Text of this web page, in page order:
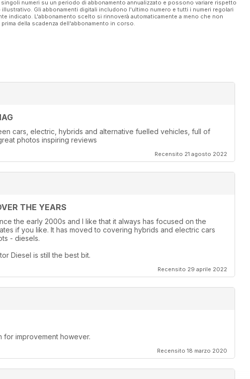
numeri su un periodo di abbonamento annualizzato e possono variare rispetto
Gli abbonamenti digitali includono l'ultimo numero e tutti i numeri regolari
indicato. L'abbonamento scelto si rinnoverà automaticamente a meno che non
della scadenza dell'abbonamento in corso.
cars, electric, hybrids and alternative fuelled vehicles, full of
photos inspiring reviews
Recensito 21 agosto 2022
THE YEARS
the early 2000s and I like that it always has focused on the
if you like. It has moved to covering hybrids and electric cars
- diesels.
Diesel is still the best bit.
Recensito 29 aprile 2022
for improvement however.
Recensito 18 marzo 2020